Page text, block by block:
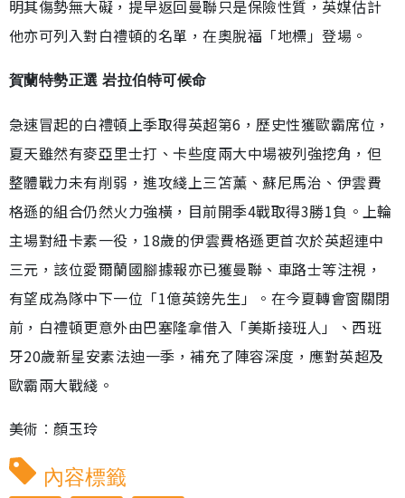
明其傷勢無大礙，提早返回曼聯只是保險性質，英媒估計
他亦可列入對白禮頓的名單，在奧脫福「地標」登場。
賀蘭特勢正選 岩拉伯特可候命
急速冒起的白禮頓上季取得英超第6，歷史性獲歐霸席位，
夏天雖然有麥亞里士打、卡些度兩大中場被列強挖角，但
整體戰力未有削弱，進攻綫上三笘薰、蘇尼馬治、伊雲費
格遜的組合仍然火力強橫，目前開季4戰取得3勝1負。上輪
主場對紐卡素一役，18歲的伊雲費格遜更首次於英超連中
三元，該位愛爾蘭國腳據報亦已獲曼聯、車路士等注視，
有望成為隊中下一位「1億英鎊先生」。在今夏轉會窗關閉
前，白禮頓更意外由巴塞隆拿借入「美斯接班人」、西班
牙20歲新星安素法迪一季，補充了陣容深度，應對英超及
歐霸兩大戰綫。
美術︰顏玉玲
內容標籤